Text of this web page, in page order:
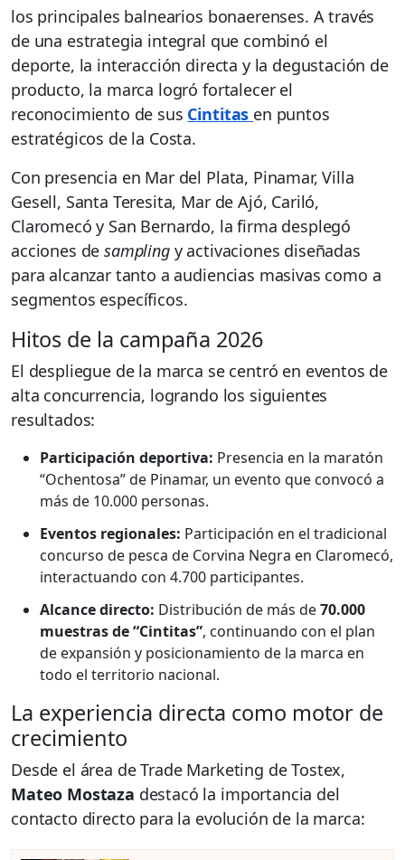
los principales balnearios bonaerenses. A través
de una estrategia integral que combinó el
deporte, la interacción directa y la degustación de
producto, la marca logró fortalecer el
reconocimiento de sus Cintitas en puntos
estratégicos de la Costa.
Con presencia en Mar del Plata, Pinamar, Villa
Gesell, Santa Teresita, Mar de Ajó, Cariló,
Claromecó y San Bernardo, la firma desplegó
acciones desamplingy activaciones diseñadas
para alcanzar tanto a audiencias masivas como a
segmentos específicos.
Hitos de la campaña 2026
El despliegue de la marca se centró en eventos de
alta concurrencia, logrando los siguientes
resultados:
Participación deportiva: Presencia en la maratón
“Ochentosa” de Pinamar, un evento que convocó a
más de 10.000 personas.
Eventos regionales: Participación en el tradicional
concurso de pesca de Corvina Negra en Claromecó,
interactuando con 4.700 participantes.
Alcance directo: Distribución de más de70.000
muestras de “Cintitas”, continuando con el plan
de expansión y posicionamiento de la marca en
todo el territorio nacional.
La experiencia directa como motor de
crecimiento
Desde el área de Trade Marketing de Tostex,
Mateo Mostaza destacó la importancia del
contacto directo para la evolución de la marca: